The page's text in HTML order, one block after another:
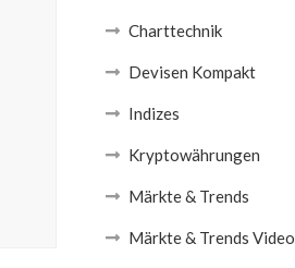
Charttechnik
Devisen Kompakt
Indizes
Kryptowährungen
Märkte & Trends
Märkte & Trends Video